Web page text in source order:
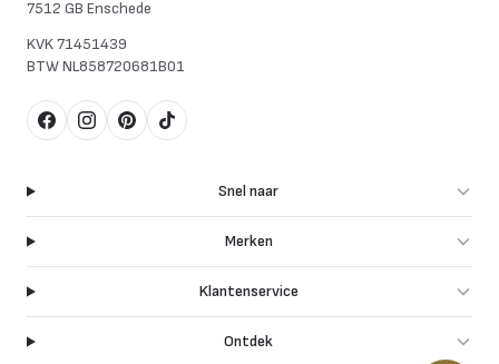
7512 GB Enschede
KVK71451439
BTWNL858720681B01
FacebookInstagram
Pinterest
TikTok
Snel naar
Merken
Klantenservice
Ontdek